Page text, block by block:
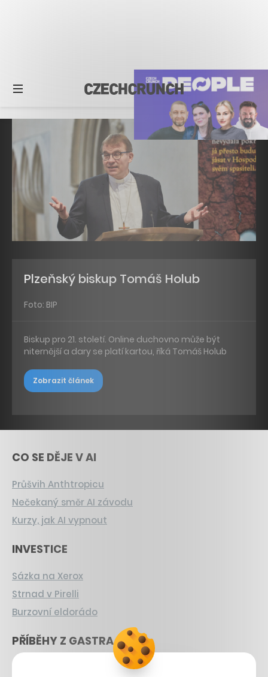
Plzeňský biskup Tomáš Holub
Foto: BIP
Biskup pro 21. století. Online duchovno může být
niternější a dary se platí kartou, říká Tomáš Holub
Zobrazit článek
CO SE DĚJE V AI
Průšvih Anthtropicu
Nečekaný směr AI závodu
Kurzy, jak AI vypnout
INVESTICE
Sázka na Xerox
Strnad v Pirelli
Burzovní eldorádo
PŘÍBĚHY Z GASTRA
Boční projekt, co se zvrtnul